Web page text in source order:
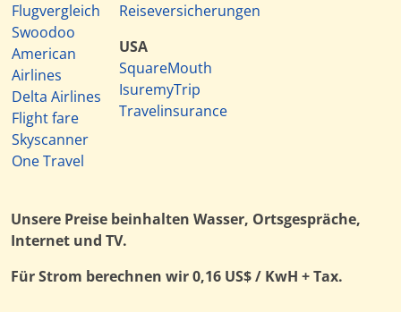
Flugvergleich
Swoodoo
American
Airlines
Delta Airlines
Flight fare
Skyscanner
One Travel
Reiseversicherungen
USA
SquareMouth
IsuremyTrip
Travelinsurance
Unsere Preise beinhalten Wasser, Ortsgespräche,
Internet und TV.
Für Strom berechnen wir 0,16 US$ / KwH + Tax.